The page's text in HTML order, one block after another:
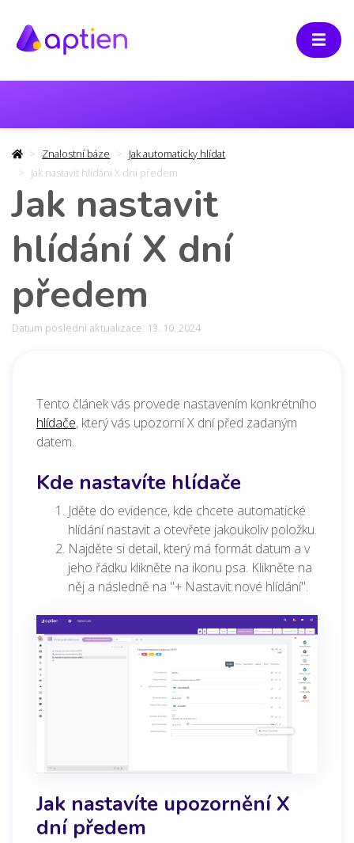
Znalostní báze
Jak automaticky hlídat
Jak nastavit hlídání X dní předem
Jak nastavit
hlídání X dní
předem
Datum poslední aktualizace: 13. 10. 2024
Tento článek vás provede nastavením konkrétního
hlídače, který vás upozorní X dní před zadaným
datem.
Kde nastavíte hlídače
Jděte do evidence, kde chcete automatické
hlídání nastavit a otevřete jakoukoliv položku.
Najděte si detail, který má formát datum a v
jeho řádku klikněte na ikonu psa. Klikněte na
něj a následně na "+ Nastavit nové hlídání".
Jak nastavíte upozornění X
dní předem